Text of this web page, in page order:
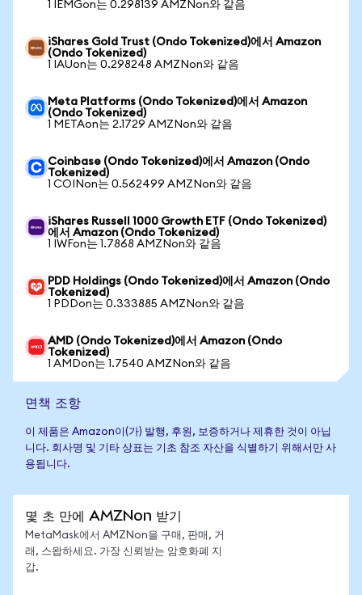
1 IEMGon는 0.298139 AMZNon와 같음
iShares Gold Trust (Ondo Tokenized)에서 Amazon
(Ondo Tokenized)
1 IAUon는 0.298248 AMZNon와 같음
Meta Platforms (Ondo Tokenized)에서 Amazon
(Ondo Tokenized)
1 METAon는 2.1729 AMZNon와 같음
Coinbase (Ondo Tokenized)에서 Amazon (Ondo
Tokenized)
1 COINon는 0.562499 AMZNon와 같음
iShares Russell 1000 Growth ETF (Ondo Tokenized)
에서 Amazon (Ondo Tokenized)
1 IWFon는 1.7868 AMZNon와 같음
PDD Holdings (Ondo Tokenized)에서 Amazon (Ondo
Tokenized)
1 PDDon는 0.333885 AMZNon와 같음
AMD (Ondo Tokenized)에서 Amazon (Ondo
Tokenized)
1 AMDon는 1.7540 AMZNon와 같음
면책 조항
이 제품은 Amazon이(가) 발행, 후원, 보증하거나 제휴한 것이 아닙
니다. 회사명 및 기타 상표는 기초 참조 자산을 식별하기 위해서만 사
용됩니다.
몇 초 만에 AMZNon 받기
MetaMask에서 AMZNon을 구매, 판매, 거
래, 스왑하세요. 가장 신뢰받는 암호화폐 지
갑.